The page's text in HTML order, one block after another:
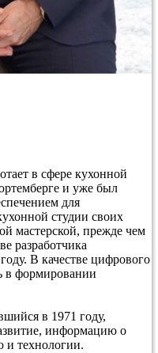
в сфере кухонной
и уже был
для
студии своих
мастерской, прежде чем
разработчика
В качестве цифрового
в формировании
в 1971 году,
информацию о
и технологии.